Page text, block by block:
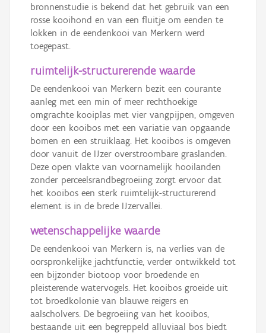
bronnenstudie is bekend dat het gebruik van een
rosse kooihond en van een fluitje om eenden te
lokken in de eendenkooi van Merkern werd
toegepast.
ruimtelijk-structurerende waarde
De eendenkooi van Merkern bezit een courante
aanleg met een min of meer rechthoekige
omgrachte kooiplas met vier vangpijpen, omgeven
door een kooibos met een variatie van opgaande
bomen en een struiklaag. Het kooibos is omgeven
door vanuit de IJzer overstroombare graslanden.
Deze open vlakte van voornamelijk hooilanden
zonder perceelsrandbegroeiing zorgt ervoor dat
het kooibos een sterk ruimtelijk-structurerend
element is in de brede IJzervallei.
wetenschappelijke waarde
De eendenkooi van Merkern is, na verlies van de
oorspronkelijke jachtfunctie, verder ontwikkeld tot
een bijzonder biotoop voor broedende en
pleisterende watervogels. Het kooibos groeide uit
tot broedkolonie van blauwe reigers en
aalscholvers. De begroeiing van het kooibos,
bestaande uit een begreppeld alluviaal bos biedt